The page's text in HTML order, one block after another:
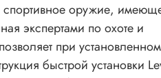
спортивное оружие,
экспертами по охоте и
при
быстрой установки